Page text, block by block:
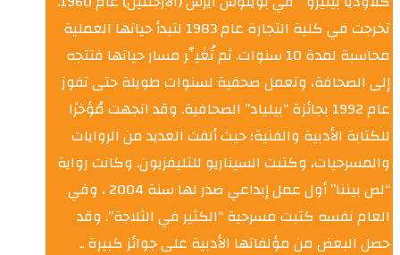
تخرجت في كلية التجارة عام 1983 لتبدأ حياتها العملية
محاسبة لمدة 10 سنوات. ثم تُغَيِّر مسار حياتها فتتجه
إلى الصحافة، وتعمل صحفية لسنوات طويلة حتى تفوز
عام 1992 بجائزة “بيلياد” الصحافية. وقد اتجهت مُؤخرًا
للكتابة الأدبية والفنية؛ حيث ألفت العديد من الروايات
والمسرحيات، وكتبت السيناريو للتليفزيون. وكانت رواية
“لص بيننا” أول عمل إبداعي صدر لها سنة 2004 ، وفي
العام نفسه كتبت مسرحية “الكثير في الثلاجة”. وقد
حصل البعض من مؤلفاتها الأدبية على جوائز كبيرة ـ